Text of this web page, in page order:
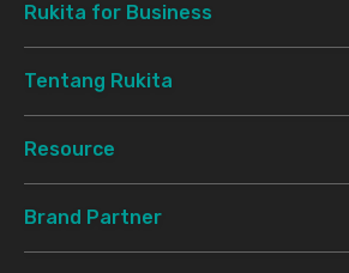
Rukita for Business
Tentang Rukita
Resource
Brand Partner